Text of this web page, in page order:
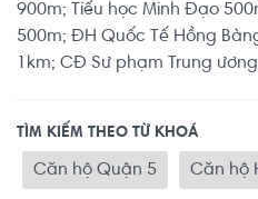
900m; Tiểu học Minh Đạo
500m; ĐH Quốc Tế Hồng
1km; CĐ Sư phạm Trung
TÌM KIẾM THEO TỪ KHOÁ
Căn hộ Quận 5 Căn hộ